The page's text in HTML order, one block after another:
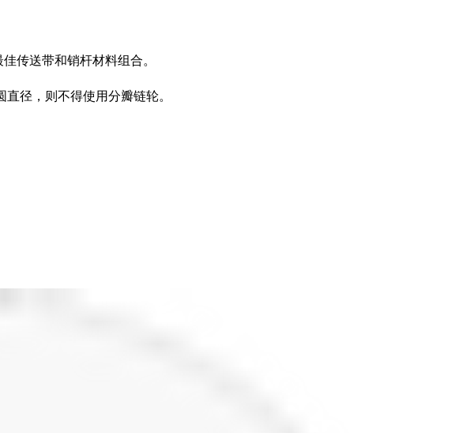
传送带和销杆材料组合。
径，则不得使用分瓣链轮。